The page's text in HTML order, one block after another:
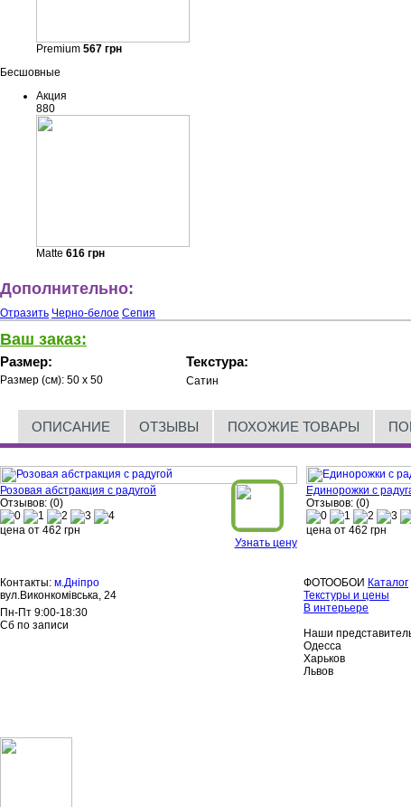
Premium 567 грн
Бесшовные
Акция
880
Matte 616 грн
Дополнительно:
Отразить Черно-белое Сепия
Ваш заказ:
Размер:
Размер (см): 50 x 50
Текстура:
Сатин
ОПИСАНИЕ ОТЗЫВЫ ПОХОЖИЕ ТОВАРЫ
Розовая абстракция с радугой
Отзывов: (0)
цена от 462 грн
Узнать цену
Единорожки с
Отзывов: (0)
цена от 462 грн
Контакты: м.Дніпро
вул.Виконкомівська, 24
Пн-Пт 9:00-18:30
Сб по записи
ФОТООБОИ Каталог
Текстуры и цены
В интерьере
Наши
Одесса
Харьков
Львов